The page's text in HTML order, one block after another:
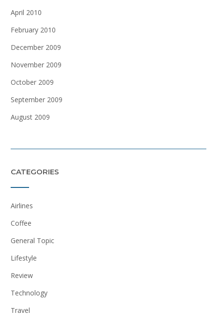
April 2010
February 2010
December 2009
November 2009
October 2009
September 2009
August 2009
CATEGORIES
Airlines
Coffee
General Topic
Lifestyle
Review
Technology
Travel